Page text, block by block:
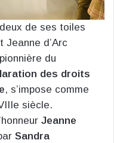
de ses toiles
Jeanne d’Arc
du
des droits
, s’impose comme
siècle.
Jeanne
Sandra